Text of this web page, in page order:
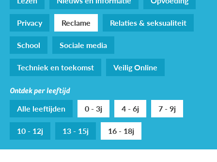
Privacy
Reclame
Relaties & seksualiteit
School
Sociale media
Techniek en toekomst
Veilig Online
Ontdek per leeftijd
Alle leeftijden 0 - 3j 4 - 6j
7 - 9j
10 - 12j
13 - 15j 16 - 18j